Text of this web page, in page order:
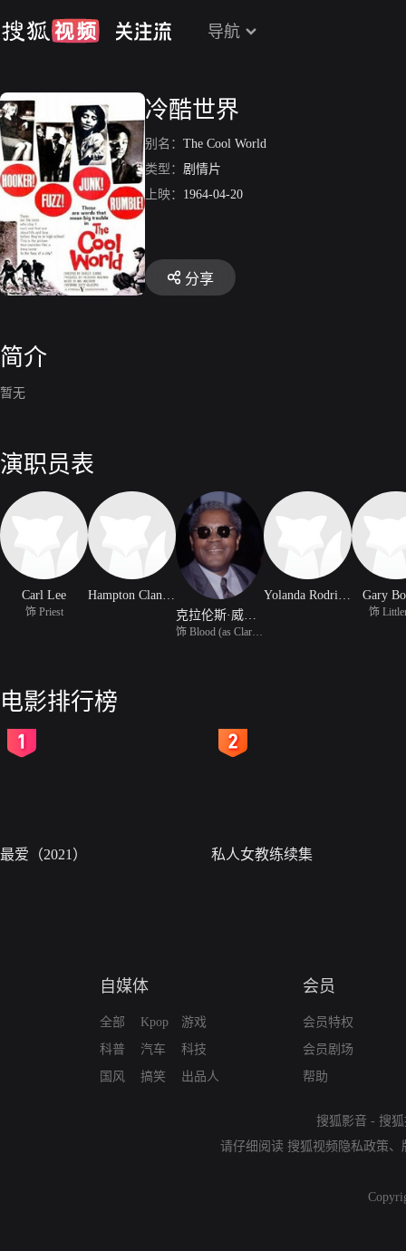
导航
冷酷世界
别名： The Cool World
类型： 剧情片
上映： 1964-04-20
分享
简介
暂无
演职员表
Carl Lee
饰 Priest
Hampton Clanton
Yolanda Rodriguez Gary
饰
电影排行榜
最爱（2021） 私人女教练续集
自媒体
全部
科普
国风
Kpop
汽车
搞笑
游戏
科技
出品人
会员
会员特权
会员剧场
帮助
搜狐影音 - 搜
请仔细阅读 搜狐视频隐私政策、